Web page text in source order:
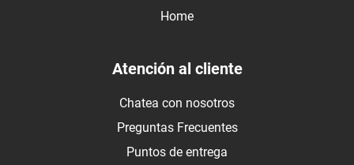
Home
Atención al cliente
Chatea con nosotros
Preguntas Frecuentes
Puntos de entrega